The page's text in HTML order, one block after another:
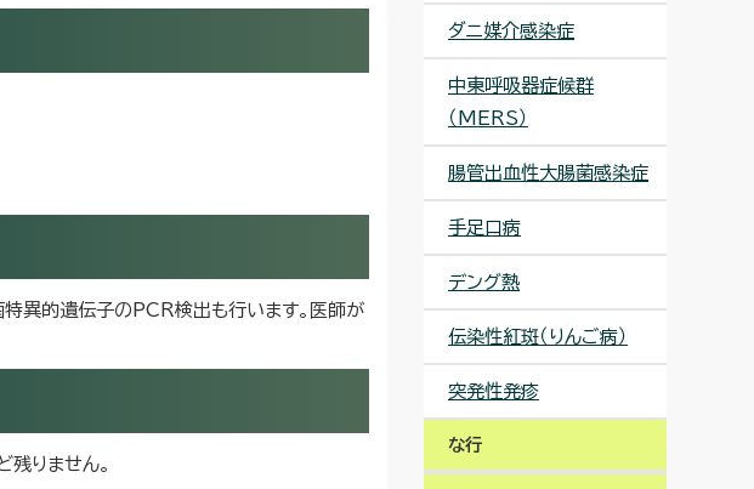
特異的遺伝子のPCR検出も行います。医師が
りません。
ダニ媒介感染症
中東呼吸器症候群
（MERS）
腸管出血性大腸菌感染症
手足口病
デング熱
伝染性紅斑（りんご病）
突発性発疹
な行